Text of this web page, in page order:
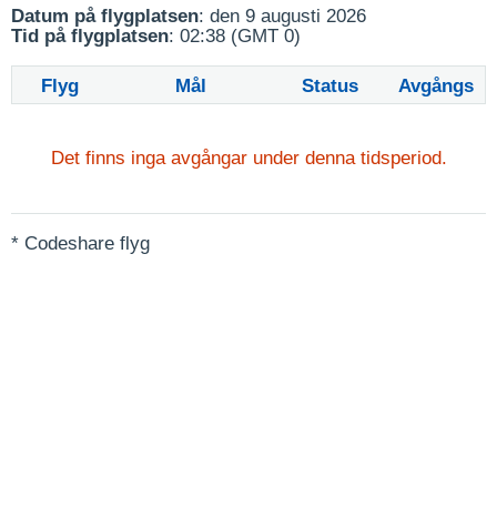
Datum på flygplatsen: den 9 augusti 2026
Tid på flygplatsen: 02:38 (GMT 0)
Flyg Mål Status Avgångs
Det finns inga avgångar under denna tidsperiod.
* Codeshare flyg